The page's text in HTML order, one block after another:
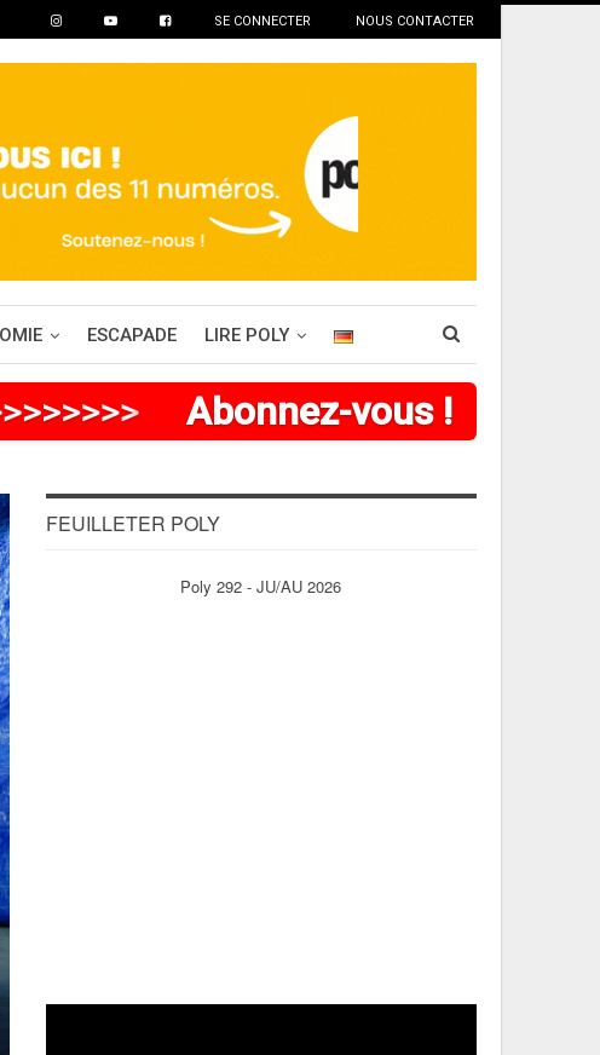
SE CONNECTER NOUS CONTACTER
ESCAPADE LIRE POLY
>>>>>>> Abonnez-vous !
FEUILLETER POLY
Poly 292 - JU/AU 2026